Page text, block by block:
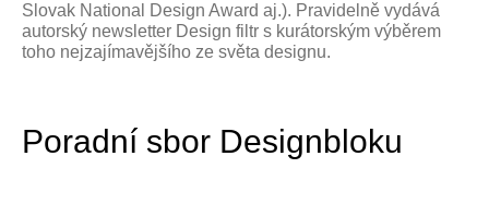
Slovak National Design Award aj.). Pravidelně vydává
autorský newsletter Design filtr s kurátorským výběrem
toho nejzajímavějšího ze světa designu.
Poradní sbor Designbloku